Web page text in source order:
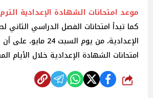
موعد امتحانات الشهادة الإعدادية
كما تبدأ امتحانات الفصل الدراسي الثاني
الإعدادية، من يوم
امتحانات الشهادة الإعدادية خلال الأيام
شارك